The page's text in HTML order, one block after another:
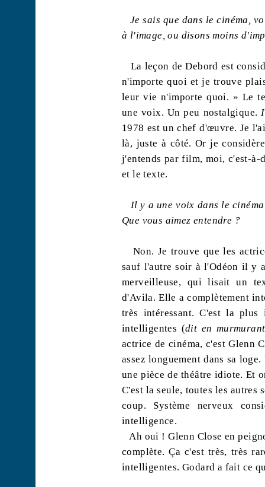
Je sais que dans le cinéma,
à l'image, ou disons moins
La leçon deDebord est
n'importe quoi et je trouve
leur vie n'importe quoi. » Le
une voix. Un peu nostalgique.
1978 est un chef d'œuvre. Je
là, juste à côté. Or je
j'entends par film, moi, c'est-à-
et le texte.
Il y a une voix dans le
Que vous aimez entendre ?
Non. Je trouve que les
sauf l'autre soir à l'Odéon il y
merveilleuse, qui lisait un
d'Avila. Elle a complètement
très intéressant. C'est la plus
intelligentes (dit en murmurant
actrice de cinéma, c'est Glenn
assez longuement dans sa
une pièce de théâtre idiote. Et
C'est la seule, toutes les
coup. Système nerveux
intelligence.
Ah oui ! Glenn Close en
complète. Ça c'est très, très
intelligentes. Godard a fait ce